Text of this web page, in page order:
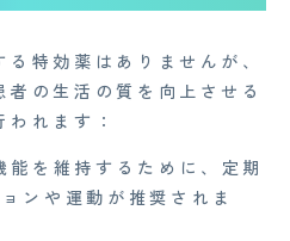
特効薬はありませんが、
の生活の質を向上させる
れます：
能を維持するために、定期
ンや運動が推奨されま